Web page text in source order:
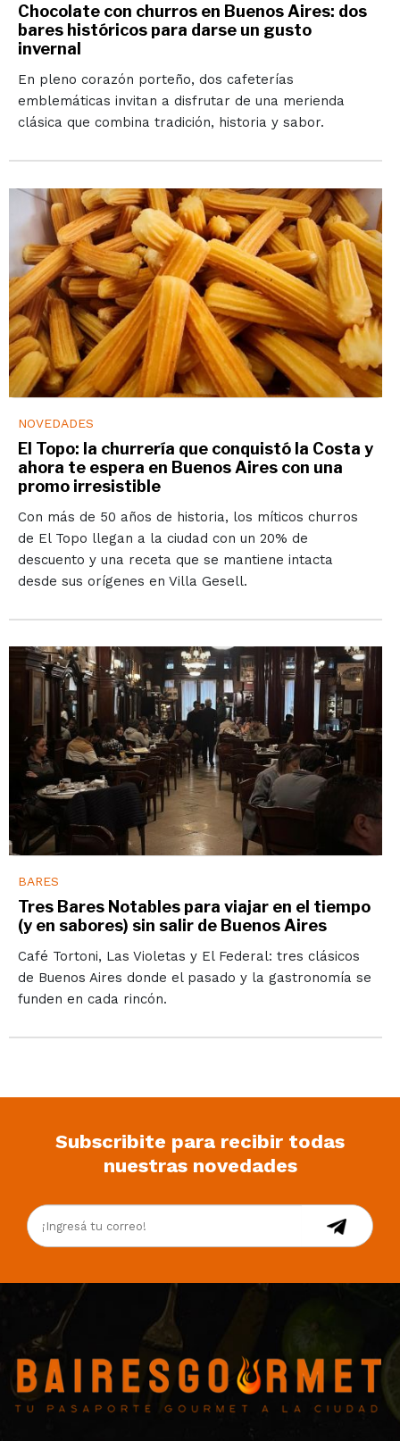
Chocolate con churros en Buenos Aires: dos
bares históricos para darse un gusto
invernal
En pleno corazón porteño, dos cafeterías
emblemáticas invitan a disfrutar de una merienda
clásica que combina tradición, historia y sabor.
NOVEDADES
El Topo: la churrería que conquistó la Costa y
ahora te espera en Buenos Aires con una
promo irresistible
Con más de 50 años de historia, los míticos churros
de El Topo llegan a la ciudad con un 20% de
descuento y una receta que se mantiene intacta
desde sus orígenes en Villa Gesell.
BARES
Tres Bares Notables para viajar en el tiempo
(y en sabores) sin salir de Buenos Aires
Café Tortoni, Las Violetas y El Federal: tres clásicos
de Buenos Aires donde el pasado y la gastronomía se
funden en cada rincón.
Subscribite para recibir todas
nuestras novedades